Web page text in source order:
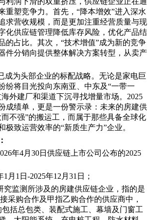
重塑竞争力。首先，“降本增效”进入深水
求营收规模，而是更加注重经营质量与现
化供应链管理降低库存风险，优化产品结
的占比。其次，“技术增值”成为新的竞争
件分销向提供整体解决方案转型，从卖产
为头部企业的标配战略。无论是家电巨
纷将目光投向东南亚、中东及“一带一
外建厂和渠道下沉寻找增量市场。2025
成绩单，更是一份警示录：未来的房建供
不强”的搬运工，而属于那些具备全球化
极致运营效率的“新质生产力”企业。
年4月30日供应链上市公司公布的2025
1日-2025年12月31日；
监测所涉及的房建供应链企业，指的是
采购合作及甲指乙购合作的供应商中，
包括总包类、装配式施工、幕墙及门窗工